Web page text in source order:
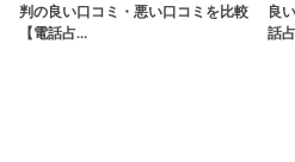
判の良い口コミ・悪い口コミを比較
【電話占…
良
話